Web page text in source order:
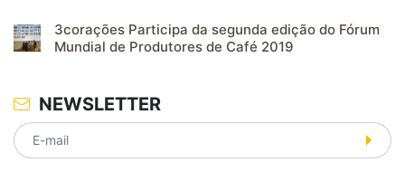
3corações Participa da segunda edição do Fórum
Mundial de Produtores de Café 2019
NEWSLETTER